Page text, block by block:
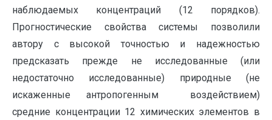
наблюдаемых концентраций (12 порядков).
Прогностические свойства системы позволили
автору с высокой точностью и надежностью
предсказать прежде не исследованные (или
недостаточно исследованные) природные (не
искаженные антропогенным воздействием)
средние концентрации 12 химических элементов в